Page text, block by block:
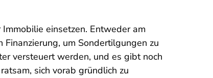
einsetzen. Entweder am
um Sondertilgungen zu
versteuert werden, und es gibt noch
sich vorab gründlich zu